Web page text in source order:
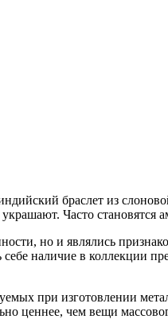
браслет из
Часто становятся
но и являлись
наличие в коллекции
при изготовлении
ценнее, чем вещи